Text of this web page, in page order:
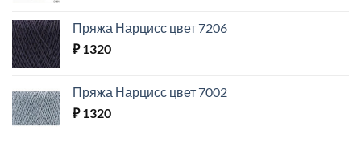
Пряжа Нарцисс цвет 7206
₽1320
Пряжа Нарцисс цвет 7002
₽1320